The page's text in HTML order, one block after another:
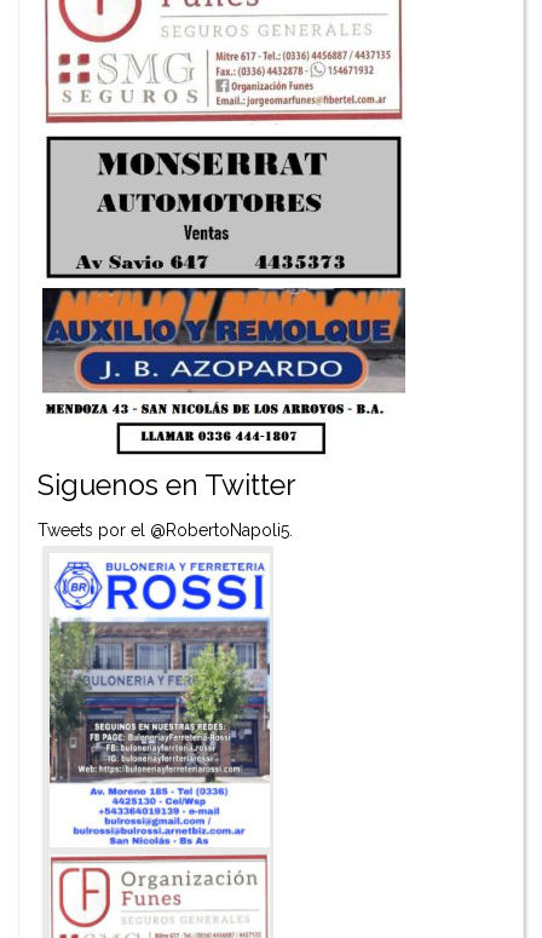
Siguenos en Twitter
Tweets por el @RobertoNapoli5.